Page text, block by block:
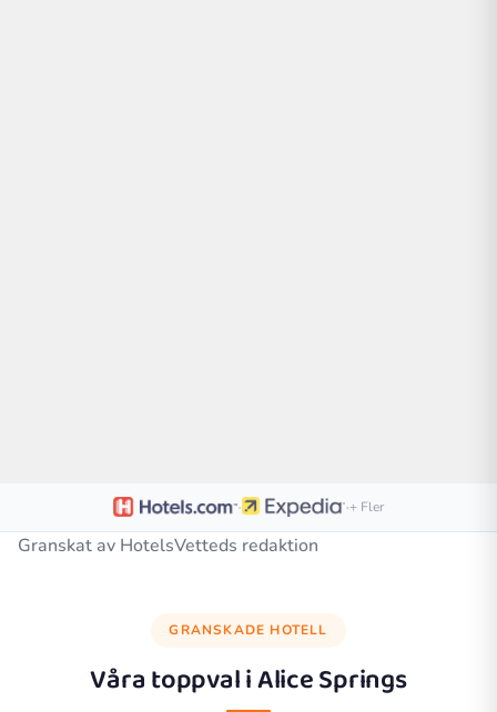
· ·+ Fler
Granskat av HotelsVetteds redaktion
GRANSKADE HOTELL
Våra toppval iAlice Springs